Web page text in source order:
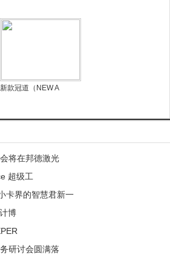
新款冠道（NEW A
将在邦德激光
超级工
卡界的智慧君新一
博
研讨会圆满落